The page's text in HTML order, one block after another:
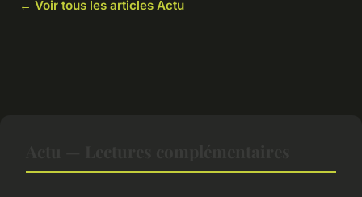
← Voir tous les articles Actu